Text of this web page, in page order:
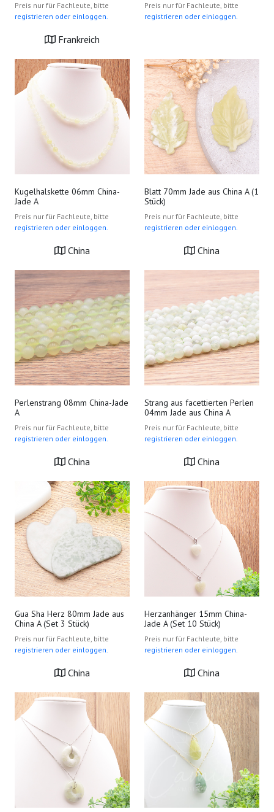
Preis nur für Fachleute, bitte
registrieren oder einloggen.
Frankreich
Preis nur für Fachleute, bitte
registrieren oder einloggen.
Kugelhalskette 06mm China-
Jade A
Preis nur für Fachleute, bitte
registrieren oder einloggen.
China
Blatt 70mm Jade aus China A (1
Stück)
Preis nur für Fachleute, bitte
registrieren oder einloggen.
China
Perlenstrang 08mm China-Jade
A
Preis nur für Fachleute, bitte
registrieren oder einloggen.
China
Strang aus facettierten Perlen
04mm Jade aus China A
Preis nur für Fachleute, bitte
registrieren oder einloggen.
China
Gua Sha Herz 80mm Jade aus
China A (Set 3 Stück)
Preis nur für Fachleute, bitte
registrieren oder einloggen.
China
Herzanhänger 15mm China-
Jade A (Set 10 Stück)
Preis nur für Fachleute, bitte
registrieren oder einloggen.
China